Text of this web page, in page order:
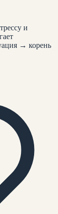
и
→ корень